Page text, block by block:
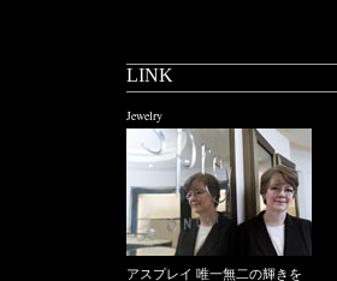
LINK
Jewelry
アスプレイ 唯一無二の輝きを